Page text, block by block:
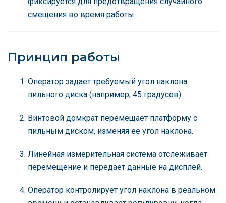
смещения во время работы.
Принцип работы
Оператор задает требуемый угол наклона
пильного диска (например, 45 градусов).
Винтовой домкрат перемещает платформу с
пильным диском, изменяя ее угол наклона.
Линейная измерительная система отслеживает
перемещение и передает данные на дисплей.
Оператор контролирует угол наклона в реальном